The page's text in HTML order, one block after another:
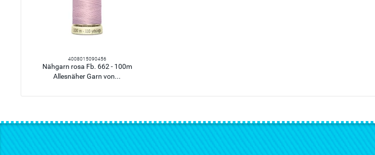
4008015090456
Nähgarn rosa Fb. 662 - 100m
Allesnäher Garn von...